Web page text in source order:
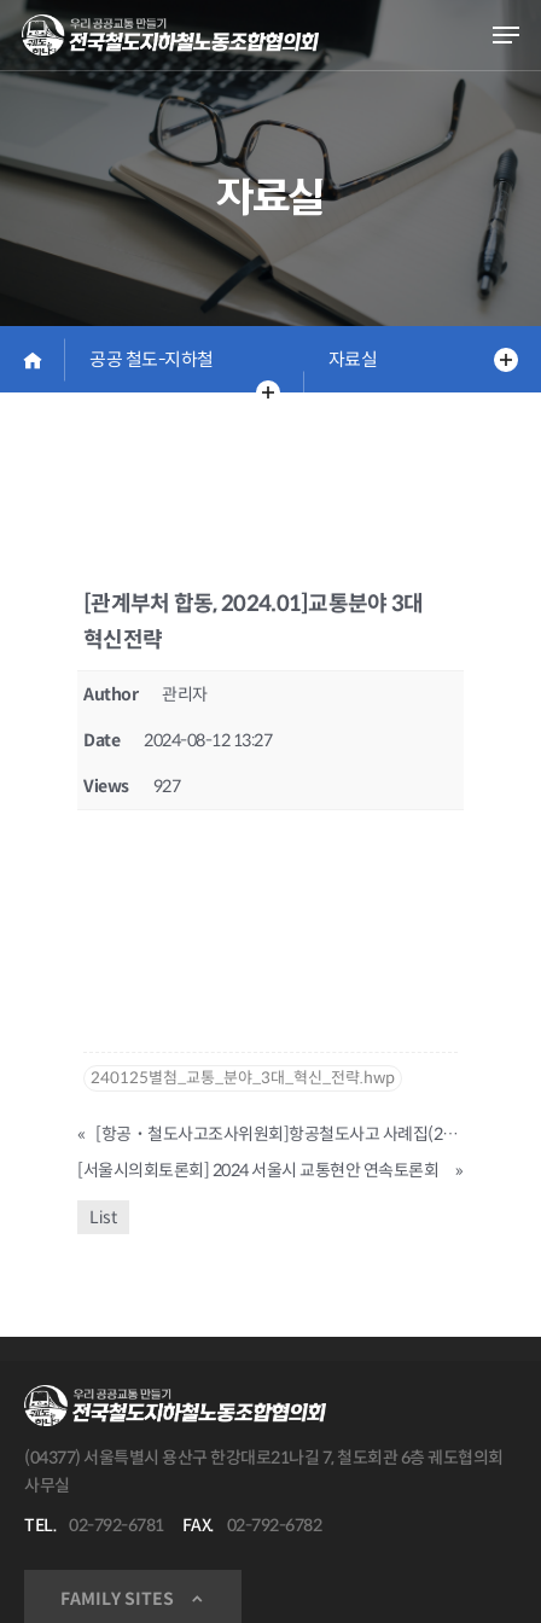
Skip
to
main
자료실
공공 철도-지하철 자료실
[관계부처 합동, 2024.01]교통분야 3대
혁신전략
Author 관리자
Date 2024-08-12 13:27
Views 927
240125별첨_교통_분야_3대_혁신_전략.hwp
«
[항공˙철도사고조사위원회]항공철도사고 사례집(2023.11)
[서울시의회토론회] 2024 서울시 교통현안 연속토론회
»
List
(04377) 서울특별시 용산구 한강대로21나길 7, 철도회관 6층 궤도협의회
사무실
TEL. 02-792-6781 FAX. 02-792-6782
FAMILY SITES